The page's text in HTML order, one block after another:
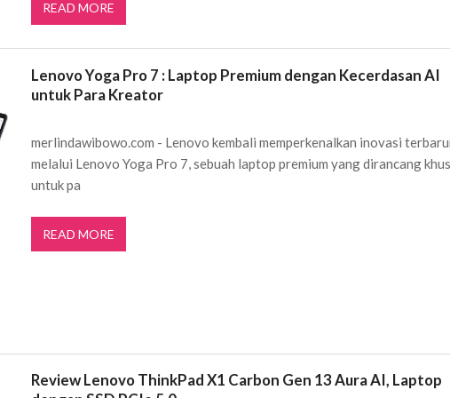
READ MORE
Lenovo Yoga Pro 7 : Laptop Premium dengan Kecerdasan AI
untuk Para Kreator
merlindawibowo.com - Lenovo kembali memperkenalkan inovasi
melalui Lenovo Yoga Pro 7, sebuah laptop premium yang dirancang
untuk pa
READ MORE
Review Lenovo ThinkPad X1 Carbon Gen 13 Aura AI, Laptop